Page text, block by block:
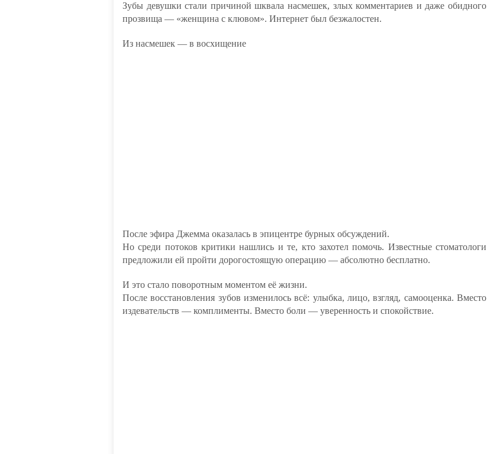
Зубы девушки стали причиной шквала насмешек, злых комментариев и даже обидного
прозвища — «женщина с клювом». Интернет был безжалостен.
Из насмешек — в восхищение
После эфира Джемма оказалась в эпицентре бурных обсуждений.
Но среди потоков критики нашлись и те, кто захотел помочь. Известные стоматологи
предложили ей пройти дорогостоящую операцию — абсолютно бесплатно.
И это стало поворотным моментом её жизни.
После восстановления зубов изменилось всё: улыбка, лицо, взгляд, самооценка. Вместо
издевательств — комплименты. Вместо боли — уверенность и спокойствие.